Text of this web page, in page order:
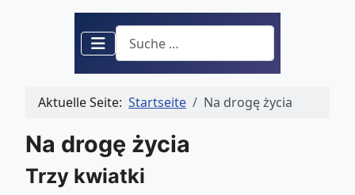
Suchen
Aktuelle Seite: Startseite Na drogę życia
Na drogę życia
Trzy kwiatki